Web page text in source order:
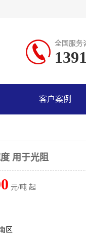
全国服务
客户案例
用于光阻
元/吨 起
区